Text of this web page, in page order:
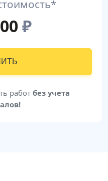
₽
работ без учета